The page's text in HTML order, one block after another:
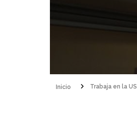
Trabaja en la US